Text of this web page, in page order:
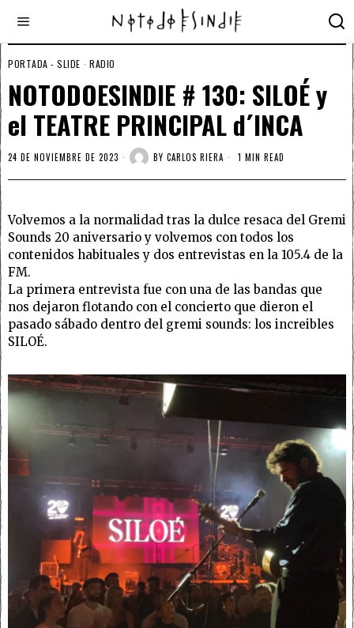
PORTADA - SLIDE · RADIO
NOTODOESINDIE # 130: SILOÉ y
el TEATRE PRINCIPAL d´INCA
24 DE NOVIEMBRE DE 2023 BY CARLOS RIERA 1 MIN READ
Volvemos a la normalidad tras la dulce resaca del Gremi
Sounds 20 aniversario y volvemos con todos los
contenidos habituales y dos entrevistas en la 105.4 de la
FM.
La primera entrevista fue con una de las bandas que
nos dejaron flotando con el concierto que dieron el
pasado sábado dentro del gremi sounds: los increibles
SILOÉ.